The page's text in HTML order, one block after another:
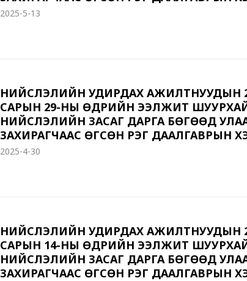
2025-5-13
НИЙСЛЭЛИЙН УДИРДАХ АЖИЛТНУУДЫН
САРЫН 29-НЫ ӨДРИЙН ЭЭЛЖИТ
НИЙСЛЭЛИЙН ЗАСАГ ДАРГА БӨГӨӨД
ЗАХИРАГЧААС ӨГСӨН ҮҮРЭГ ДААЛГАВРЫН
2025-4-30
НИЙСЛЭЛИЙН УДИРДАХ АЖИЛТНУУДЫН
САРЫН 14-НЫ ӨДРИЙН ЭЭЛЖИТ
НИЙСЛЭЛИЙН ЗАСАГ ДАРГА БӨГӨӨД
ЗАХИРАГЧААС ӨГСӨН ҮҮРЭГ ДААЛГАВРЫН